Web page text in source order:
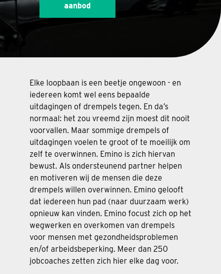
aanbod
Elke loopbaan is een beetje ongewoon - en
iedereen komt wel eens bepaalde
uitdagingen of drempels tegen. En da’s
normaal: het zou vreemd zijn moest dit nooit
voorvallen. Maar sommige drempels of
uitdagingen voelen te groot of te moeilijk om
zelf te overwinnen. Emino is zich hiervan
bewust. Als ondersteunend partner helpen
en motiveren wij de mensen die deze
drempels willen overwinnen. Emino gelooft
dat iedereen hun pad (naar duurzaam werk)
opnieuw kan vinden. Emino focust zich op het
wegwerken en overkomen van drempels
voor mensen met gezondheidsproblemen
en/of arbeidsbeperking. Meer dan 250
jobcoaches zetten zich hier elke dag voor.